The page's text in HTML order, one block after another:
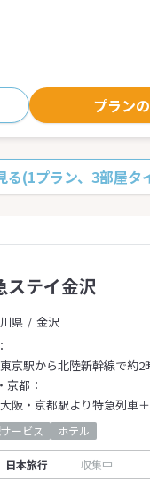
プラン
る(1プラン、3部屋タ
ステイ金沢
県
金沢
京駅から北陸新幹線で約2
京都：
阪・京都駅より特急列車
ービス ホテル
日本旅行 収集中